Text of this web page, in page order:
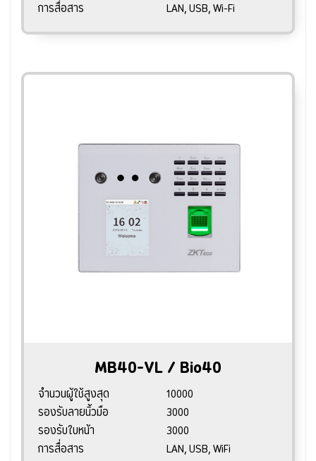
การสื่อสาร
LAN, USB, Wi-Fi
MB40-VL / Bio40
จำนวนผู้ใช้สูงสุด
10000
รองรับลายนิ้วมือ
3000
รองรับใบหน้า
3000
การสื่อสาร
LAN, USB, WiFi